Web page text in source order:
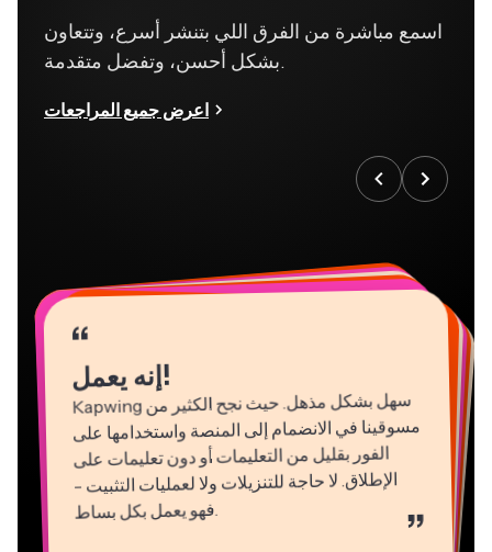
اسمع مباشرة من الفرق اللي بتنشر أسرع، وتتعاون
بشكل أحسن، وتفضل متقدمة.
اعرض جميع المراجعات
“
إنه يعمل!
Kapwing
سهل بشكل مذهل. حيث نجح الكثير من
مسوقينا في الانضمام إلى المنصة واستخدامها على
الفور بقليل من التعليمات أو دون تعليمات على
الإطلاق. لا حاجة للتنزيلات ولا لعمليات التثبيت -
فهو يعمل بكل بساط
. ”
“
“
“
“
Martin James
“
Natasha Ball
“